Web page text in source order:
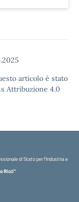
articolo è stato
Attribuzione 4.0
di Stato per l'Industria e
Ricci"